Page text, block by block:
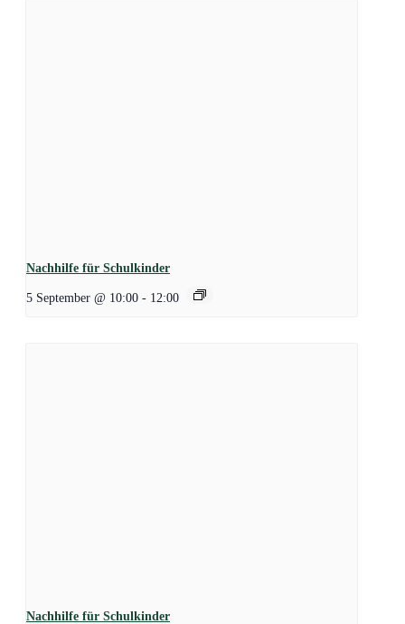
Nachhilfe für Schulkinder
5 September @ 10:00 - 12:00
Nachhilfe für Schulkinder